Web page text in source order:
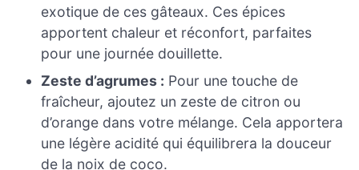
exotique de ces gâteaux. Ces épices
apportent chaleur et réconfort, parfaites
pour une journée douillette.
Zeste d’agrumes : Pour une touche de
fraîcheur, ajoutez un zeste de citron ou
d’orange dans votre mélange. Cela apportera
une légère acidité qui équilibrera la douceur
de la noix de coco.